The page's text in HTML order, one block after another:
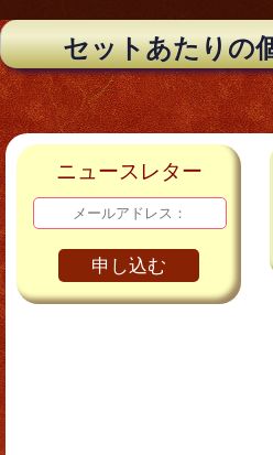
セットあたりの
ニュースレター
申し込む